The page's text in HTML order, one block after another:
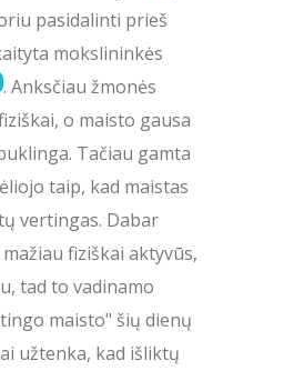
pasidalinti prieš
mokslininkės
. Anksčiau žmonės
o maisto gausa
Tačiau gamta
taip, kad maistas
vertingas. Dabar
fiziškai aktyvūs,
tad to vadinamo
maisto" šių dienų
užtenka, kad išliktų